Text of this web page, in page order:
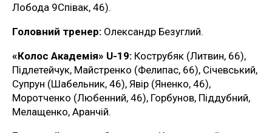
Лобода 9Співак, 46).
Головний тренер: Олександр Безуглий.
«Колос Академія» U-19: Кострубяк (Литвин, 66),
Підлетейчук, Майстренко (Фелипас, 66), Січевський,
Супрун (Шабельник, 46), Явір (Яненко, 46),
Моротченко (Любенний, 46), Горбунов, Піддубний,
Мелащенко, Аранчій.